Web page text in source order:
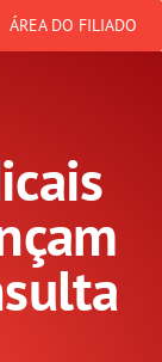
ÁREA DO FILIADO